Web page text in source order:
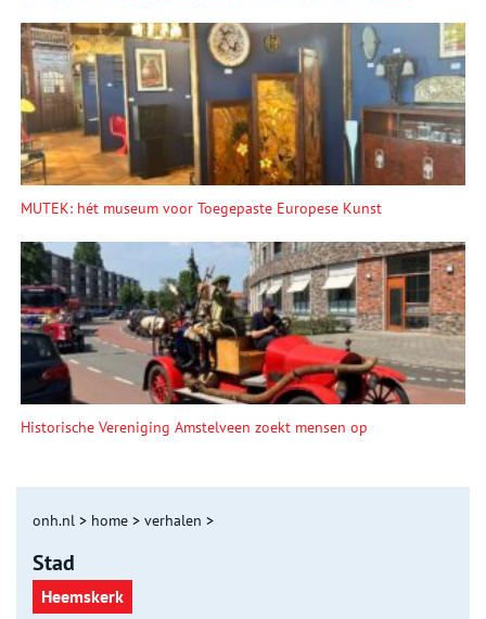
MUTEK: hét museum voor Toegepaste Europese Kunst
Historische Vereniging Amstelveen zoekt mensen op
onh.nl > home > verhalen >
Stad
Heemskerk